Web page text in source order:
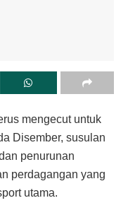
mengecut untuk
Disember, susulan
penurunan
perdagangan yang
utama.